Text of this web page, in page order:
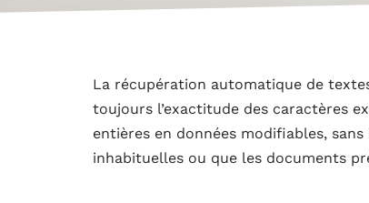
La récupération automatique de
toujours l’exactitude des caractères
entières en données modifiables,
inhabituelles ou que les documents